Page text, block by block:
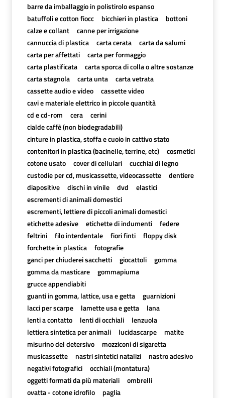
barre da imballaggio in polistirolo espanso
batuffoli e cotton fiocc
bicchieri in plastica
bottoni
calze e collant
canne per irrigazione
cannuccia di plastica
carta cerata
carta da salumi
carta per affettati
carta per formaggio
carta plastificata
carta sporca di colla o altre sostanze
carta stagnola
carta unta
carta vetrata
cassette audio e video
cassette video
cavi e materiale elettrico in piccole quantità
cd e cd-rom
cera
cerini
cialde caffè (non biodegradabili)
cinture in plastica, stoffa e cuoio in cattivo stato
contenitori in plastica (bacinelle, terrine, etc)
cosmetici
cotone usato
cover di cellulari
cucchiai di legno
custodie per cd, musicassette, videocassette
dentiere
diapositive
dischi in vinile dvd
elastici
escrementi di animali domestici
escrementi, lettiere di piccoli animali domestici
etichette adesive
etichette di indumenti
federe
feltrini
filo interdentale fiori finti
floppy disk
forchette in plastica
fotografie
ganci per chiuderei sacchetti
giocattoli
gomma
gomma da masticare
gommapiuma
grucce appendiabiti
guanti in gomma, lattice, usa e getta
guarnizioni
lacci per scarpe
lamette usa e getta
lana
lenti a contatto
lenti di occhiali
lenzuola
lettiera sintetica per animali
lucidascarpe
matite
misurino del detersivo
mozziconi di sigaretta
musicassette
nastri sintetici natalizi
nastro adesivo
negativi fotografici
occhiali (montatura)
oggetti formati da più materiali
ombrelli
ovatta - cotone idrofilo
paglia